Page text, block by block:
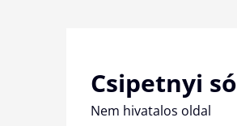
Csipetnyi só
Nem hivatalos oldal